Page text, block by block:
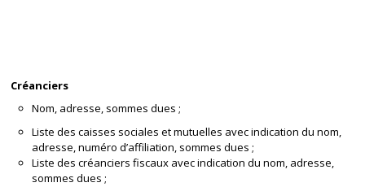
Créanciers
Nom, adresse, sommes dues ;
Liste des caisses sociales et mutuelles avec indication du nom,
adresse, numéro d’affiliation, sommes dues ;
Liste des créanciers fiscaux avec indication du nom, adresse,
sommes dues ;